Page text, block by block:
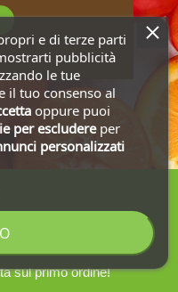
sul primo ordine!
e di terze parti
pubblicità
le tue
il tuo consenso al
oppure puoi
per escludereper
personalizzati